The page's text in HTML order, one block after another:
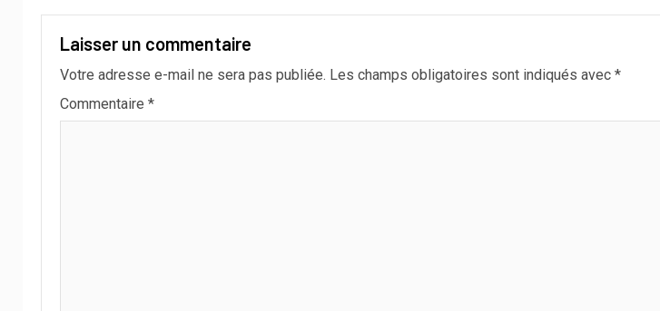
Laisser un commentaire
Votre adresse e-mail ne sera pas publiée. Les champs obligatoires sont indiqués avec *
Commentaire *